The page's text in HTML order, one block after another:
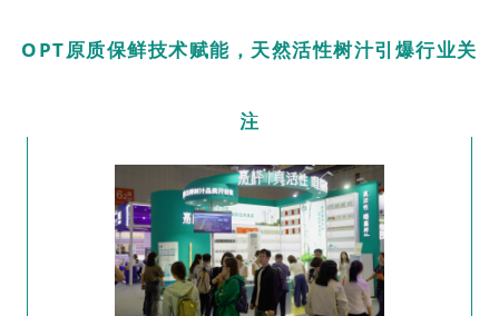
OPT原质保鲜技术赋能，天然活性树汁引爆行业关
注